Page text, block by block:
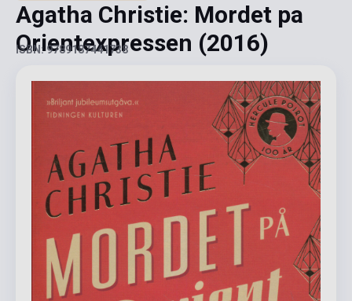
Agatha Christie: Mordet pa
Orientexpressen (2016)
ISBN: 9789187441738